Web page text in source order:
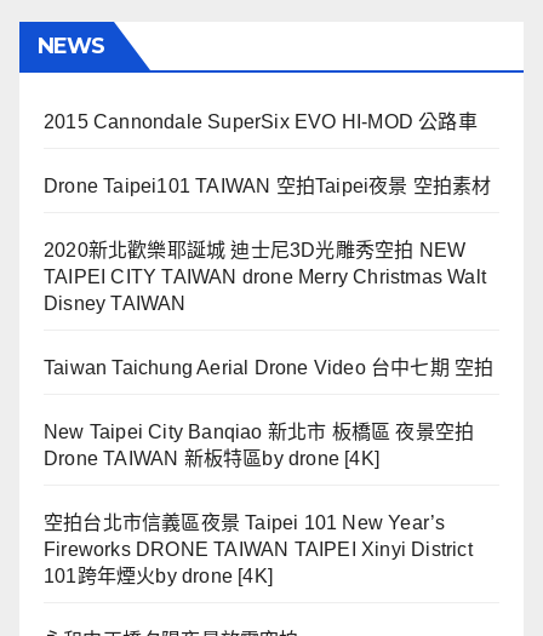
NEWS
2015 Cannondale SuperSix EVO HI-MOD 公路車
Drone Taipei101 TAIWAN 空拍Taipei夜景 空拍素材
2020新北歡樂耶誕城 迪士尼3D光雕秀空拍 NEW
TAIPEI CITY TAIWAN drone Merry Christmas Walt
Disney TAIWAN
Taiwan Taichung Aerial Drone Video 台中七期 空拍
New Taipei City Banqiao 新北市 板橋區 夜景空拍
Drone TAIWAN 新板特區by drone [4K]
空拍台北市信義區夜景 Taipei 101 New Year’s
Fireworks DRONE TAIWAN TAIPEI Xinyi District
101跨年煙火by drone [4K]